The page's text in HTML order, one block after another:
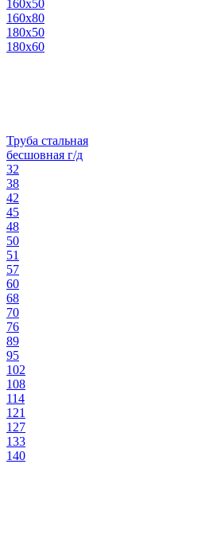
160х50
160х80
180х50
180х60
Труба стальная
бесшовная г/д
32
38
42
45
48
50
51
57
60
68
70
76
89
95
102
108
114
121
127
133
140